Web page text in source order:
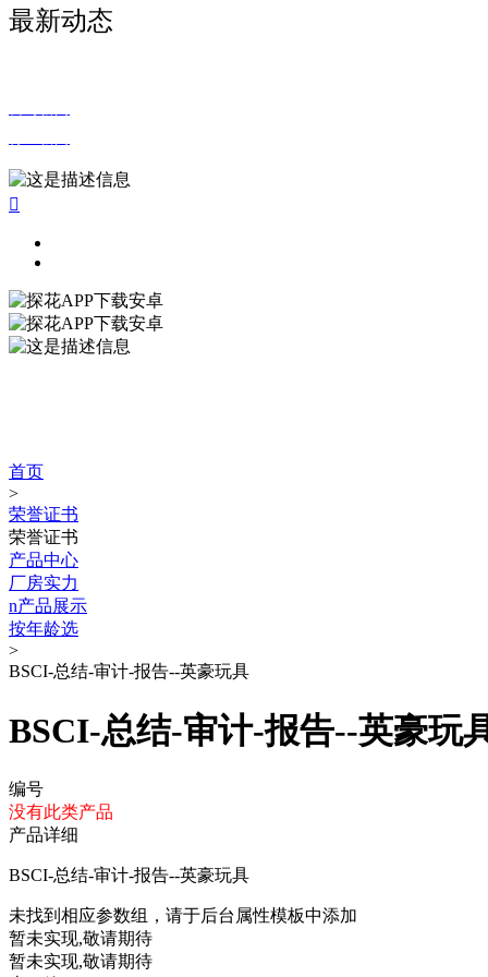
最新动态

首页
>
荣誉证书
荣誉证书
产品中心
厂房实力
n产品展示
按年龄选
>
BSCI-总结-审计-报告--英豪玩具
BSCI-总结-审计-报告--英豪玩
编号
没有此类产品
产品详细
BSCI-总结-审计-报告--英豪玩具
未找到相应参数组，请于后台属性模板中添加
暂未实现,敬请期待
暂未实现,敬请期待